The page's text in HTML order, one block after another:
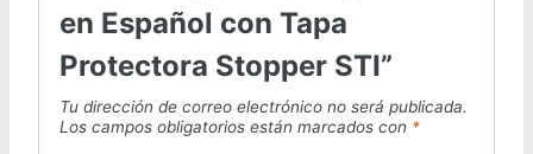
en Español con Tapa
Protectora Stopper STI”
Tu dirección de correo electrónico no será publicada.
Los campos obligatorios están marcados con *